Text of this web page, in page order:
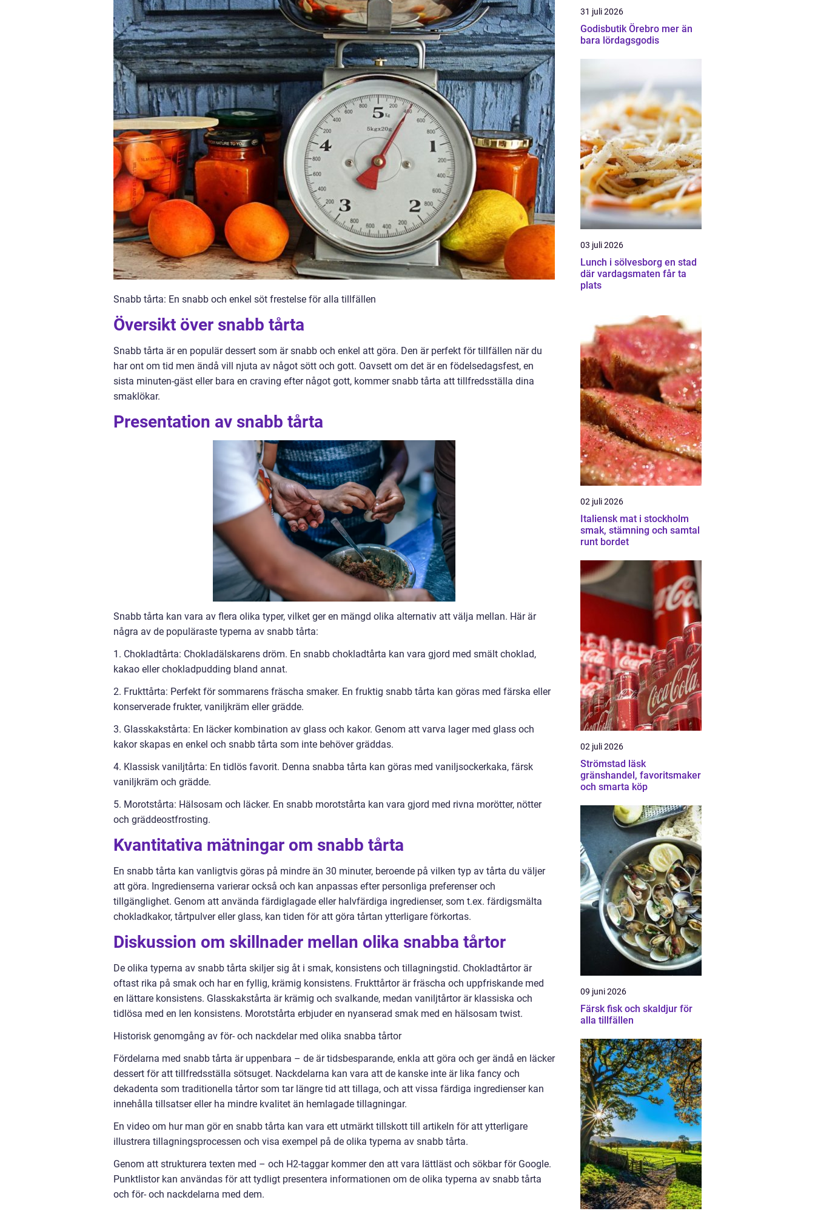
Snabb tårta: En snabb och enkel söt frestelse för alla tillfällen
Översikt över snabb tårta
Snabb tårta är en populär dessert som är snabb och enkel att göra. Den är perfekt för tillfällen när du
har ont om tid men ändå vill njuta av något sött och gott. Oavsett om det är en födelsedagsfest, en
sista minuten-gäst eller bara en craving efter något gott, kommer snabb tårta att tillfredsställa dina
smaklökar.
Presentation av snabb tårta
Snabb tårta kan vara av flera olika typer, vilket ger en mängd olika alternativ att välja mellan. Här är
några av de populäraste typerna av snabb tårta:
1. Chokladtårta: Chokladälskarens dröm. En snabb chokladtårta kan vara gjord med smält choklad,
kakao eller chokladpudding bland annat.
2. Frukttårta: Perfekt för sommarens fräscha smaker. En fruktig snabb tårta kan göras med färska eller
konserverade frukter, vaniljkräm eller grädde.
3. Glasskakstårta: En läcker kombination av glass och kakor. Genom att varva lager med glass och
kakor skapas en enkel och snabb tårta som inte behöver gräddas.
4. Klassisk vaniljtårta: En tidlös favorit. Denna snabba tårta kan göras med vaniljsockerkaka, färsk
vaniljkräm och grädde.
5. Morotstårta: Hälsosam och läcker. En snabb morotstårta kan vara gjord med rivna morötter, nötter
och gräddeostfrosting.
Kvantitativa mätningar om snabb tårta
En snabb tårta kan vanligtvis göras på mindre än 30 minuter, beroende på vilken typ av tårta du väljer
att göra. Ingredienserna varierar också och kan anpassas efter personliga preferenser och
tillgänglighet. Genom att använda färdiglagade eller halvfärdiga ingredienser, som t.ex. färdigsmälta
chokladkakor, tårtpulver eller glass, kan tiden för att göra tårtan ytterligare förkortas.
Diskussion om skillnader mellan olika snabba tårtor
De olika typerna av snabb tårta skiljer sig åt i smak, konsistens och tillagningstid. Chokladtårtor är
oftast rika på smak och har en fyllig, krämig konsistens. Frukttårtor är fräscha och uppfriskande med
en lättare konsistens. Glasskakstårta är krämig och svalkande, medan vaniljtårtor är klassiska och
tidlösa med en len konsistens. Morotstårta erbjuder en nyanserad smak med en hälsosam twist.
Historisk genomgång av för- och nackdelar med olika snabba tårtor
Fördelarna med snabb tårta är uppenbara – de är tidsbesparande, enkla att göra och ger ändå en läcker
dessert för att tillfredsställa sötsuget. Nackdelarna kan vara att de kanske inte är lika fancy och
dekadenta som traditionella tårtor som tar längre tid att tillaga, och att vissa färdiga ingredienser kan
innehålla tillsatser eller ha mindre kvalitet än hemlagade tillagningar.
En video om hur man gör en snabb tårta kan vara ett utmärkt tillskott till artikeln för att ytterligare
illustrera tillagningsprocessen och visa exempel på de olika typerna av snabb tårta.
Genom att strukturera texten med – och H2-taggar kommer den att vara lättläst och sökbar för Google.
Punktlistor kan användas för att tydligt presentera informationen om de olika typerna av snabb tårta
och för- och nackdelarna med dem.
31 juli 2026
Godisbutik Örebro mer än
bara lördagsgodis
03 juli 2026
Lunch i sölvesborg en stad
där vardagsmaten får ta
plats
02 juli 2026
Italiensk mat i stockholm
smak, stämning och samtal
runt bordet
02 juli 2026
Strömstad läsk
gränshandel, favoritsmaker
och smarta köp
09 juni 2026
Färsk fisk och skaldjur för
alla tillfällen